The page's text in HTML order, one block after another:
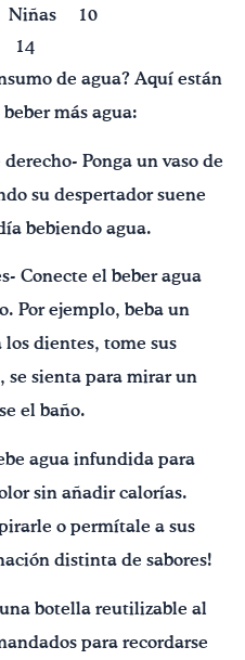
Niñas
10
14
de agua? Aquí están
más agua:
Ponga un vaso de
su despertador suene
bebiendo agua.
Conecte el beber agua
Por ejemplo, beba un
los dientes, tome sus
se sienta para mirar un
el baño.
agua infundida para
sin añadir calorías.
o permítale a sus
distinta de sabores!
botella reutilizable al
para recordarse